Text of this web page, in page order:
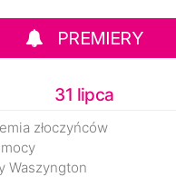
PREMIERY
31 lipca
złoczyńców
Waszyngton